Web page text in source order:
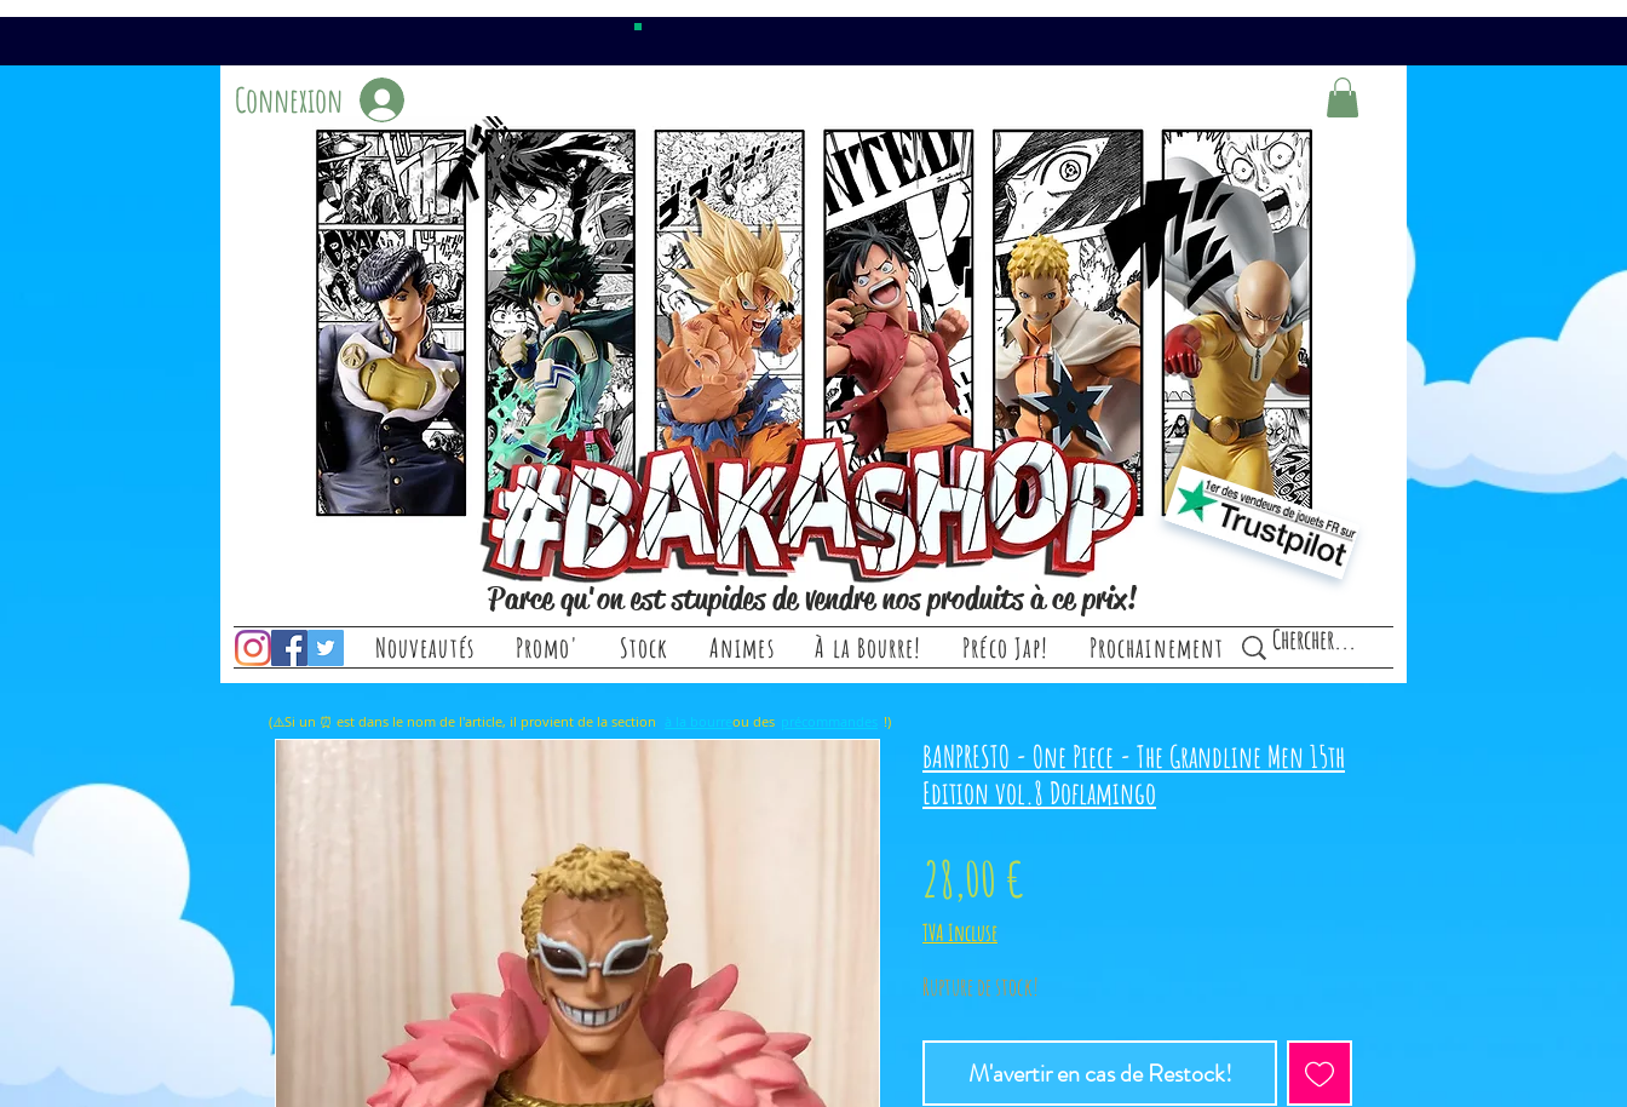
Connexion
Parce qu'on est stupides de vendre nos produits à ce prix!
Nouveautés Promo' Stock Animes À la Bourre! Préco Jap! Prochainement
BANPRESTO - One Piece - The Grandline Men 15th
Edition vol.8 Doflamingo
28,00 €
TVA Incluse
Rupture de stock!
M'avertir en cas de Restock!
(⚠️Si un ⏰ est dans le nom de l'article, il provient de la section ou des !)
à la bourre précommandes